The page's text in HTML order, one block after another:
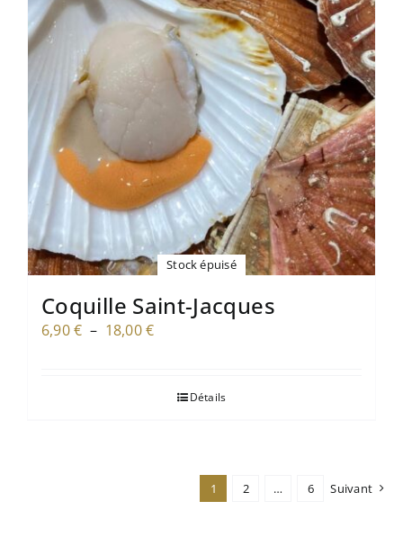
Stock épuisé
Coquille Saint-Jacques
6,90€ – 18,00€Plage
6,90 €Détails
1 2 … 6 Suivant